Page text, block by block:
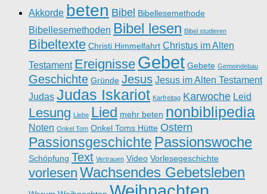
Akkorde beten Bibel Bibellesemethode
Bibellesemethoden Bibel lesen Bibel studieren
Bibeltexte Christi Himmelfahrt Christus im Alten
Testament Ereignisse Gebet Gebete Gemeindebau
Geschichte Gründe Jesus Jesus im Alten Testament
Judas Judas Iskariot Karfreitag Karwoche Leid
Lesung Liebe Lied mehr beten nonbiblipedia
Noten Onkel Tom Onkel Toms Hütte Ostern
Passionsgeschichte Passionswoche
Schöpfung Text Vertrauen Video Vorlesegeschichte
vorlesen Wachsendes Gebetsleben